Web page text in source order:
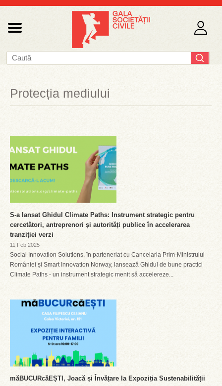
Protecția mediului
S-a lansat Ghidul Climate Paths: Instrument strategic pentru
cercetători, antreprenori și autorități publice în accelerarea
tranziției verzi
11 Feb 2025
Social Innovation Solutions, în parteneriat cu Cancelaria Prim-Ministrului
României și Smart Innovation Norway, lansează Ghidul de bune practici
Climate Paths - un instrument strategic menit să accelereze...
măBUCURcăEȘTI, Joacă și Învățare la Expoziția Sustenabilității